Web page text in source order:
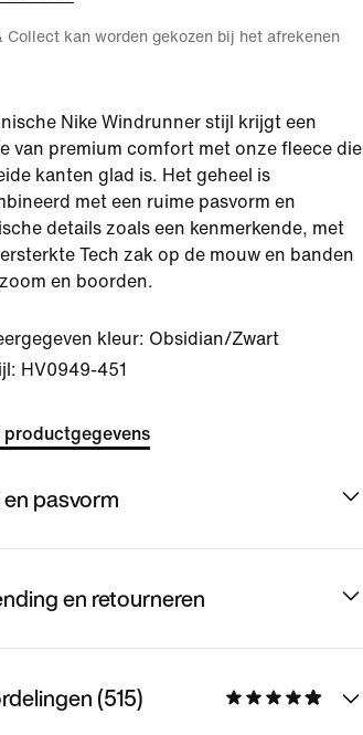
Collect kan worden gekozen bij het afrekenen
Nike Windrunner stijl krijgt een
van premium comfort met onze fleece die
kanten glad is. Het geheel is
met een ruime pasvorm en
details zoals een kenmerkende, met
Tech zak op de mouw en banden
en boorden.
kleur: Obsidian/Zwart
HV0949-451
productgegevens
pasvorm
en retourneren
(515)